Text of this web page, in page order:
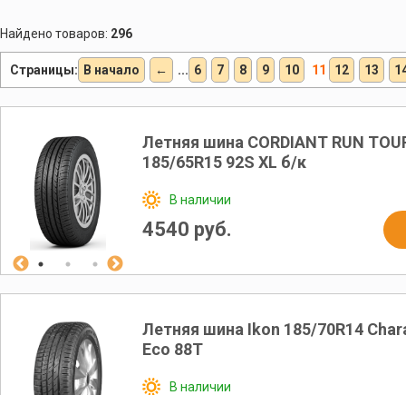
Найдено товаров: 296
Страницы: В начало ← ... 6 7 8 9 10 11 12 13
Летняя шина CORDIANT RUN
185/65R15 92S XL б/к
В наличии
4540 руб.
Летняя шина Ikon 185/70R14
Eco 88T
В наличии